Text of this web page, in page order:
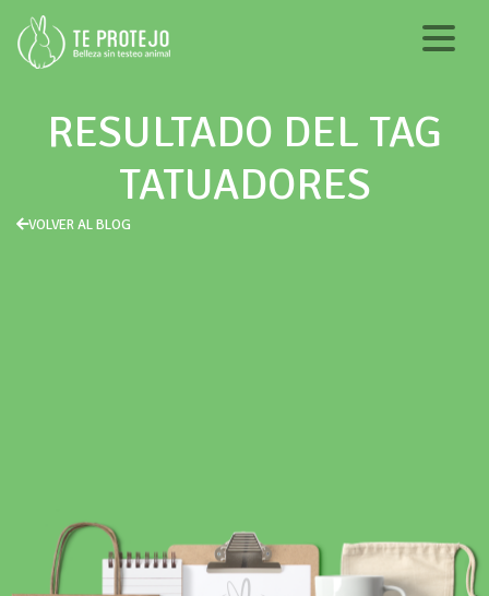
RESULTADO DEL TAG
TATUADORES
VOLVER AL BLOG